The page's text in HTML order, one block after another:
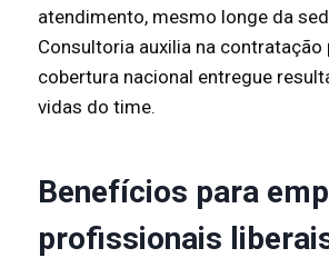
atendimento, mesmo longe da
Consultoria auxilia na contratação
cobertura nacional entregue
vidas do time.
Benefícios para
profissionais